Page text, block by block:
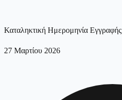
Καταληκτική Ημερομηνία Εγγραφής
27 Μαρτίου 2026